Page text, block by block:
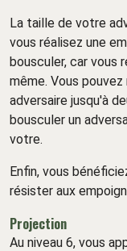
La taille de votre
vous réalisez une
bousculer, car vous
même. Vous
adversaire jusqu'à
bousculer un
votre.
Enfin, vous
résister aux
Projection
Au niveau 6, vous